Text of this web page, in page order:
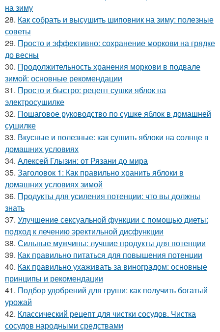
на зиму
28. Как собрать и высушить шиповник на зиму: полезные
советы
29. Просто и эффективно: сохранение моркови на грядке
до весны
30. Продолжительность хранения моркови в подвале
зимой: основные рекомендации
31. Просто и быстро: рецепт сушки яблок на
электросушилке
32. Пошаговое руководство по сушке яблок в домашней
сушилке
33. Вкусные и полезные: как сушить яблоки на солнце в
домашних условиях
34. Алексей Глызин: от Рязани до мира
35. Заголовок 1: Как правильно хранить яблоки в
домашних условиях зимой
36. Продукты для усиления потенции: что вы должны
знать
37. Улучшение сексуальной функции с помощью диеты:
подход к лечению эректильной дисфункции
38. Сильные мужчины: лучшие продукты для потенции
39. Как правильно питаться для повышения потенции
40. Как правильно ухаживать за виноградом: основные
принципы и рекомендации
41. Подбор удобрений для груши: как получить богатый
урожай
42. Классический рецепт для чистки сосудов. Чистка
сосудов народными средствами